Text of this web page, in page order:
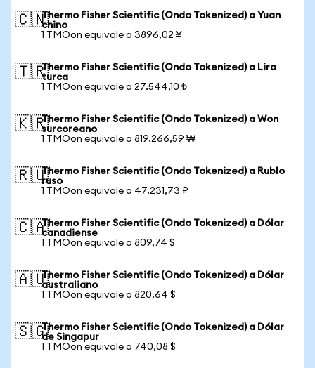
🇨🇳Thermo Fisher Scientific (Ondo Tokenized) a Yuan
chino
1 TMOon equivale a 3896,02 ¥
🇹🇷Thermo Fisher Scientific (Ondo Tokenized) a Lira
turca
1 TMOon equivale a 27.544,10 ₺
🇰🇷Thermo Fisher Scientific (Ondo Tokenized) a Won
surcoreano
1 TMOon equivale a 819.266,59 ₩
🇷🇺Thermo Fisher Scientific (Ondo Tokenized) a Rublo
ruso
1 TMOon equivale a 47.231,73 ₽
🇨🇦Thermo Fisher Scientific (Ondo Tokenized) a Dólar
canadiense
1 TMOon equivale a 809,74 $
🇦🇺Thermo Fisher Scientific (Ondo Tokenized) a Dólar
australiano
1 TMOon equivale a 820,64 $
🇸🇬Thermo Fisher Scientific (Ondo Tokenized) a Dólar
de Singapur
1 TMOon equivale a 740,08 $